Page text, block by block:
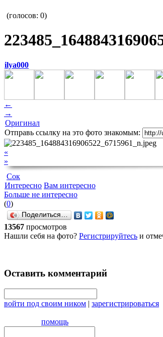
(голосов: 0)
ilya000
←
→
Оригинал
Отправь ссылку на это фото знакомым:
«
»
Сок
Интересно Вам интересно
Больше не интересно
(0)
Поделиться…
13567 просмотров
Нашли себя на фото? Регистрируйтесь и
Оставить комментарий
войти под своим ником | зарегистрироваться
помощь